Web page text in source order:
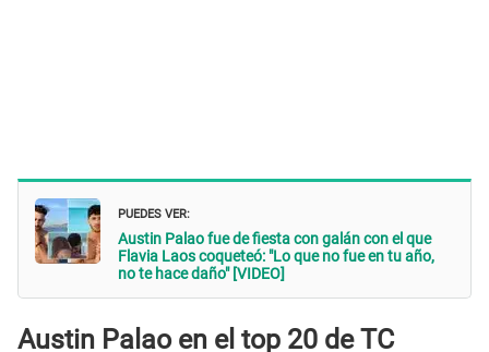
PUEDES VER:
Austin Palao fue de fiesta con galán con el que
Flavia Laos coqueteó: "Lo que no fue en tu año,
no te hace daño" [VIDEO]
Austin Palao en el top 20 de TC